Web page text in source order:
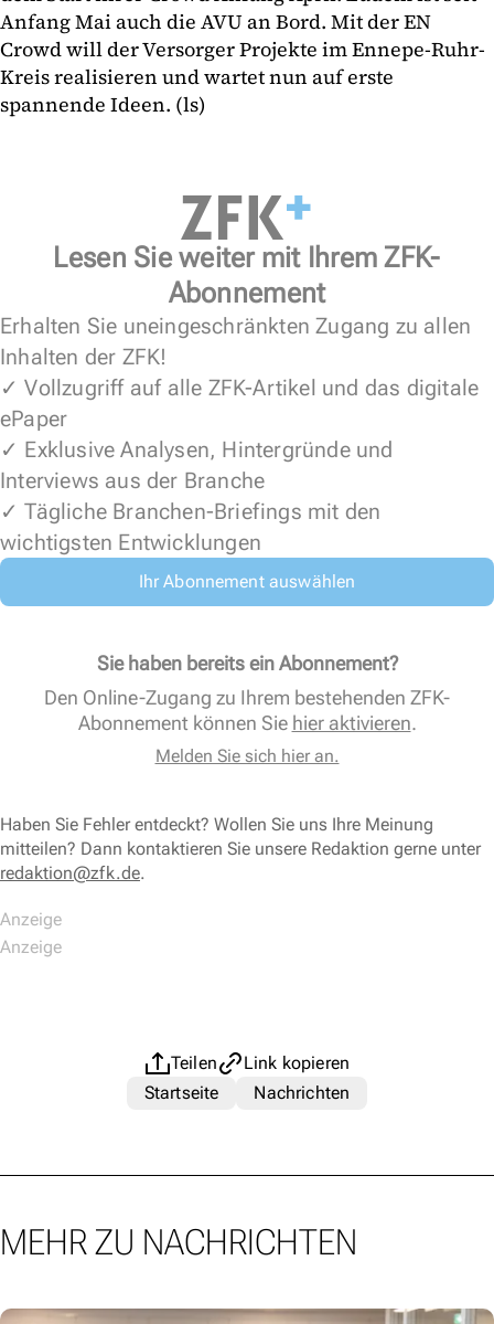
Anfang Mai auch die AVU an Bord. Mit der EN
Crowd will der Versorger Projekte im Ennepe-Ruhr-
Kreis realisieren und wartet nun auf erste
spannende Ideen. (ls)
Lesen Sie weiter mit Ihrem ZFK-
Abonnement
Erhalten Sie uneingeschränkten Zugang zu allen
Inhalten der ZFK!
✓ Vollzugriff auf alle ZFK-Artikel und das digitale
ePaper
✓ Exklusive Analysen, Hintergründe und
Interviews aus der Branche
✓ Tägliche Branchen-Briefings mit den
wichtigsten Entwicklungen
Ihr Abonnement auswählen
Sie haben bereits ein Abonnement?
Den Online-Zugang zu Ihrem bestehenden ZFK-
Abonnement können Sie hier aktivieren.
Melden Sie sich hier an.
Haben Sie Fehler entdeckt? Wollen Sie uns Ihre Meinung
mitteilen? Dann kontaktieren Sie unsere Redaktion gerne unter
redaktion@zfk.de.
Teilen
Link kopieren
Startseite
Nachrichten
MEHR ZU NACHRICHTEN